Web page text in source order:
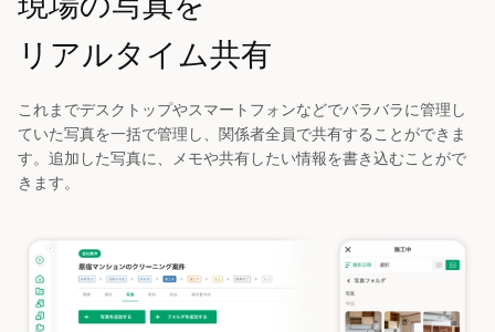
リアルタイム共有
これまでデスクトップやスマートフォンなどでバラバラに管理し
ていた写真を一括で管理し、関係者全員で共有することができま
す。追加した写真に、メモや共有したい情報を書き込むことがで
きます。